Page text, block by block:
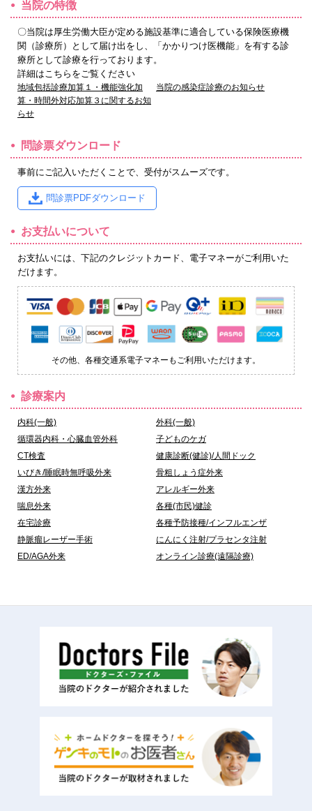
当院の特徴
〇当院は厚生労働大臣が定める施設基準に適合している保険医療機
関（診療所）として届け出をし、「かかりつけ医機能」を有する診
療所として診療を行っております。
詳細はこちらをご覧ください
地域包括診療加算１・機能強化加
算・時間外対応加算３に関するお知
らせ
当院の感染症診療のお知らせ
問診票ダウンロード
事前にご記入いただくことで、受付がスムーズです。
問診票PDFダウンロード
お支払いについて
お支払いには、下記のクレジットカード、電子マネーがご利用いた
だけます。
その他、各種交通系電子マネーもご利用いただけます。
診療案内
内科(一般)
外科(一般)
循環器内科・心臓血管外科
子どものケガ
CT検査
健康診断(健診)/人間ドック
いびき/睡眠時無呼吸外来
骨粗しょう症外来
漢方外来
アレルギー外来
喘息外来
各種(市民)健診
在宅診療
各種予防接種/インフルエンザ
静脈瘤レーザー手術
にんにく注射/プラセンタ注射
ED/AGA外来
オンライン診療(遠隔診療)